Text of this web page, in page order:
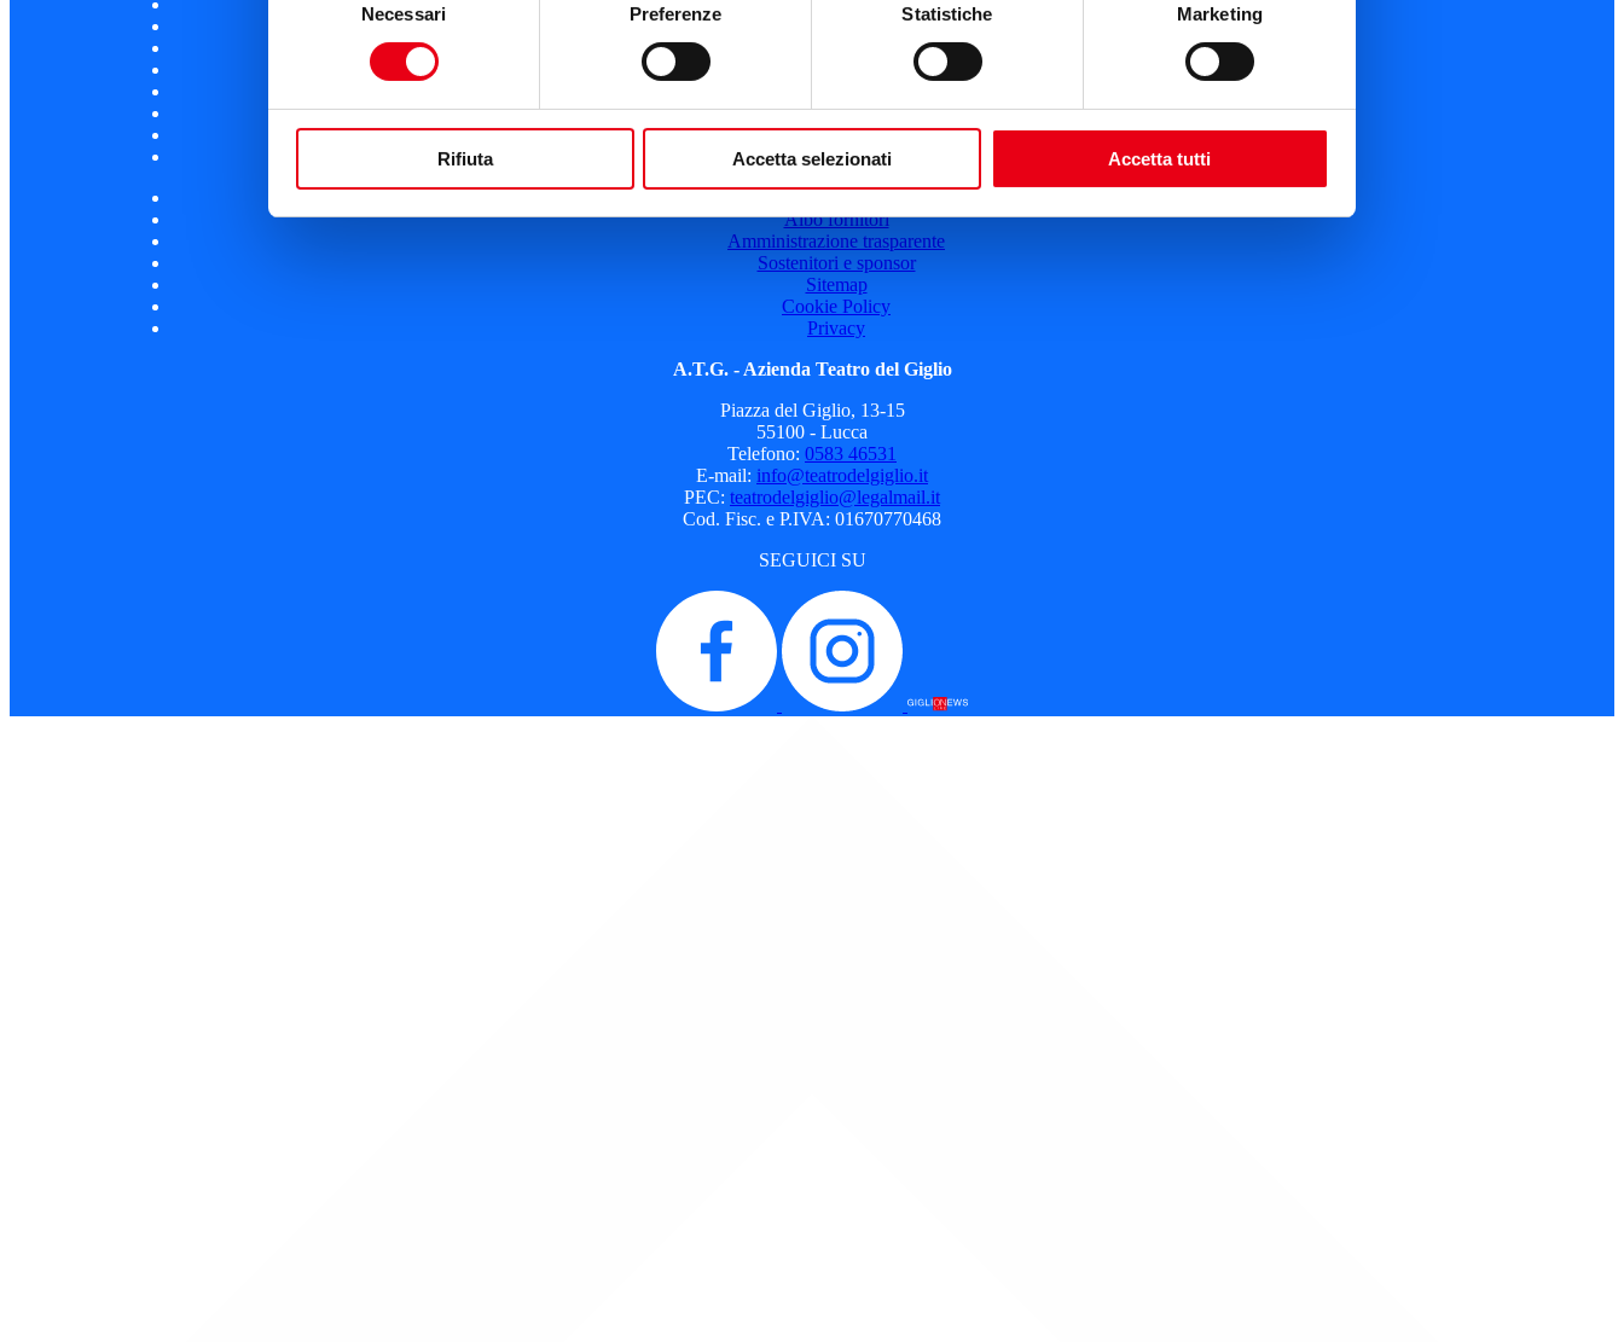
Necessari Preferenze Statistiche Marketing
Rifiuta Accetta selezionati Accetta tutti
Il Teatro del Giglio Giacomo Puccini
Il Teatro San Girolamo
Biblioteca
Contatti
Sostenitori e sponsor
Albo fornitori
Amministrazione trasparente
Sostenitori e sponsor
Sitemap
Cookie Policy
Privacy
A.T.G. - Azienda Teatro del Giglio
Piazza del Giglio, 13-15
55100 - Lucca
Telefono: 0583 46531
E-mail: info@teatrodelgiglio.it
PEC: teatrodelgiglio@legalmail.it
Cod. Fisc. e P.IVA: 01670770468
SEGUICI SU